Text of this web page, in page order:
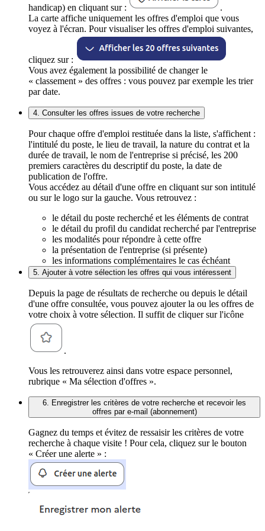
handicap) en cliquant sur :
.
La carte affiche uniquement les offres d'emploi que vous
voyez à l'écran. Pour visualiser les offres d'emploi suivantes,
cliquez sur :
Vous avez également la possibilité de changer le
« classement » des offres : vous pouvez par exemple les trier
par date.
4. Consulter les offres issues de votre recherche
Pour chaque offre d'emploi restituée dans la liste, s'affichent :
l'intitulé du poste, le lieu de travail, la nature du contrat et la
durée de travail, le nom de l'entreprise si précisé, les 200
premiers caractères du descriptif du poste, la date de
publication de l'offre.
Vous accédez au détail d'une offre en cliquant sur son intitulé
ou sur le logo sur la gauche. Vous retrouvez :
le détail du poste recherché et les éléments de contrat
le détail du profil du candidat recherché par l'entreprise
les modalités pour répondre à cette offre
la présentation de l'entreprise (si présente)
les informations complémentaires le cas échéant
5. Ajouter à votre sélection les offres qui vous intéressent
Depuis la page de résultats de recherche ou depuis le détail
d'une offre consultée, vous pouvez ajouter la ou les offres de
votre choix à votre sélection. Il suffit de cliquer sur l'icône
.
Vous les retrouverez ainsi dans votre espace personnel,
rubrique « Ma sélection d'offres ».
6. Enregistrer les critères de votre recherche et recevoir les
offres par e-mail (abonnement)
Gagnez du temps et évitez de ressaisir les critères de votre
recherche à chaque visite ! Pour cela, cliquez sur le bouton
« Créer une alerte » :